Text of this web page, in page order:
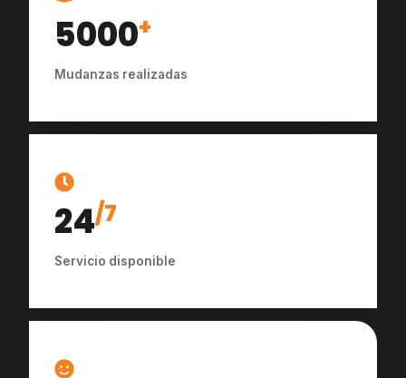
5000+
Mudanzas realizadas
24/7
Servicio disponible